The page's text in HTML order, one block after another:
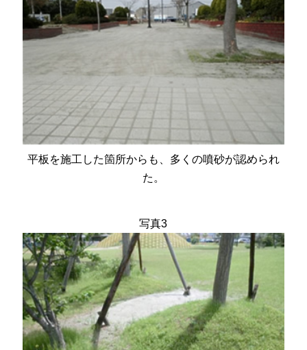
平板を施工した箇所からも、多くの噴砂が認められ
た。
写真3